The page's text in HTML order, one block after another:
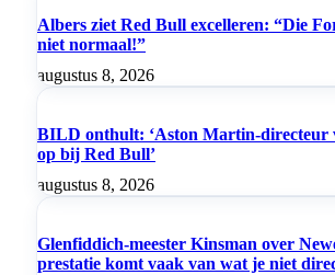
Albers ziet Red Bull excelleren: “Die
niet normaal!”
augustus 8, 2026
BILD onthult: ‘Aston Martin-directeur
op bij Red Bull’
augustus 8, 2026
Glenfiddich-meester Kinsman over
prestatie komt vaak van wat je niet